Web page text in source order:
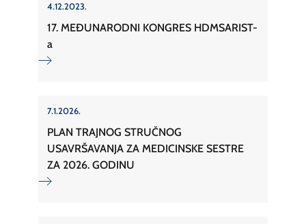
4.12.2023.
17. MEĐUNARODNI KONGRES HDMSARIST-
a
7.1.2026.
PLAN TRAJNOG STRUČNOG
USAVRŠAVANJA ZA MEDICINSKE SESTRE
ZA 2026. GODINU